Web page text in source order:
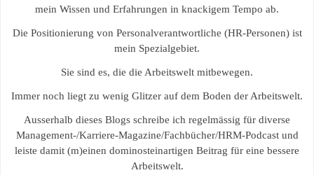
mein Wissen und Erfahrungen in knackigem Tempo ab.
Die Positionierung von Personalverantwortliche (HR-Personen) ist
mein Spezialgebiet.
Sie sind es, die die Arbeitswelt mitbewegen.
Immer noch liegt zu wenig Glitzer auf dem Boden der Arbeitswelt.
Ausserhalb dieses Blogs schreibe ich regelmässig für diverse
Management-/Karriere-Magazine/Fachbücher/HRM-Podcast und
leiste damit (m)einen dominosteinartigen Beitrag für eine bessere
Arbeitswelt.